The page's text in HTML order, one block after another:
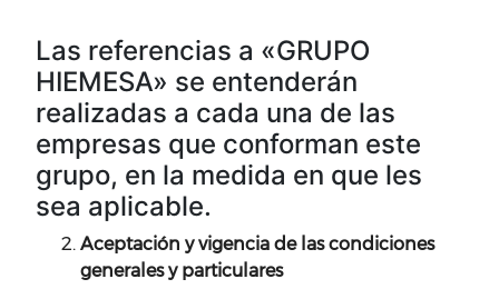
Las referencias a «GRUPO
HIEMESA» se entenderán
realizadas a cada una de las
empresas que conforman este
grupo, en la medida en que les
sea aplicable.
Aceptación y vigencia de las condiciones
generales y particulares